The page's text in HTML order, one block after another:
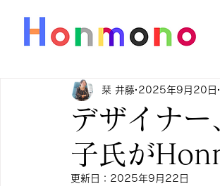
デザイナ
子氏が
栞 井藤 2025年9月20日
更新日： 2025年9月22日